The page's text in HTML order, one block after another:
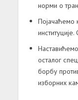
норми о
Појачаћемо
осталог
борбу
изборних